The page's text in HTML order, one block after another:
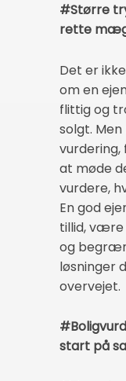
#Større
rette
Det er
om en
flittig og
solgt.
at møde
vurdere,
En god
tillid,
og
løsninger
overvejet.
start på